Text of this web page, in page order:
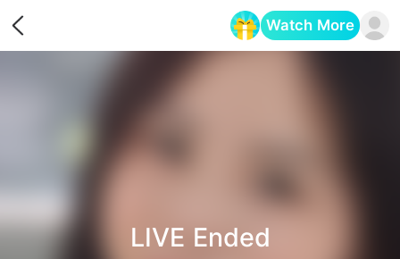
Watch More
LIVE Ended